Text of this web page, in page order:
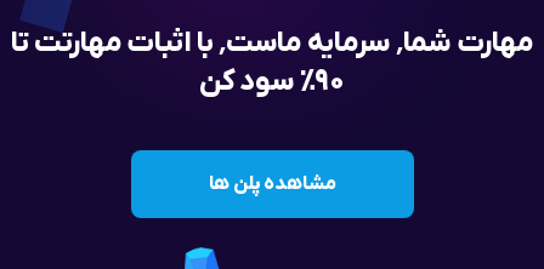
مهارت شما٬ سرمایه ماست٬ با اثبات مهارتت تا
۹۰٪ سود کن
مشاهده پلن ها